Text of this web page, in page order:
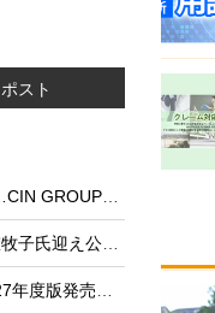
ポスト
部活動地域移行、指導の質を可視化…CIN GROUPとFCEが業務提携
こどもDX白書2026を先行公開、中室牧子氏迎え公開イベント9/17
小中高向け「フォーサイト手帳」2027年度版発売、無料サンプル受付